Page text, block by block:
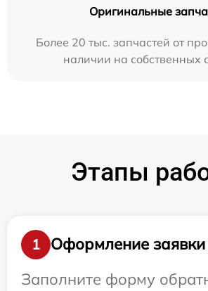
Оригинальные
Более 20 тыс. запчастей от
наличии на собственных
Этапы
1
Оформление заявки
Заполните форму